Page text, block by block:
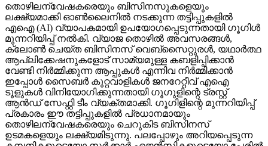
തൊഴിലന്വേഷകരെയും ബിസിനസുകളെയും
ലക്ഷ്യമാക്കി ഓണ്‍ലൈനില്‍ നടക്കുന്ന തട്ടിപ്പുകളില്‍
എഐ (AI) വ്യാപകമായി ഉപയോഗപ്പെടുന്നതായി ഗൂഗിള്‍
മുന്നറിയിപ്പ് നല്‍കി. വ്യാജ തൊഴില്‍ അവസരങ്ങള്‍,
ക്ലോണ്‍ ചെയ്ത ബിസിനസ് വെബ്‌സൈറ്റുരള്‍, യഥാര്‍ത്ഥ
ആപ്ലിക്കേഷനുകളോട് സാമ്യമുള്ള കബളിപ്പിക്കാന്‍
വേണ്ടി നിര്‍മ്മിക്കുന്ന ആപ്പുകള്‍ എന്നിവ നിര്‍മ്മിക്കാന്‍
ഇപ്പോള്‍ സൈബര്‍ കുറ്റവാളികള്‍ ജനറേറ്റീവ് എഐ
ടൂളുകള്‍ വിനിയോഗിക്കുന്നതായി ഗൂഗുളിന്റെ ട്രസ്റ്റ്
ആന്‍ഡ് സേഫ്റ്റി ടീം വ്യക്തമാക്കി. ഗൂഗിളിന്റെ മുന്നറിയിപ്പ്
പ്രകാരം ഈ തട്ടിപ്പുകളില്‍ പ്രധാനമായും
തൊഴിലന്വേഷകരെയും ചെറുകിട ബിസിനസ്
ഉടമകളെയും ലക്ഷ്യമിടുന്നു. പലപ്പോഴും അറിയപ്പെടുന്ന